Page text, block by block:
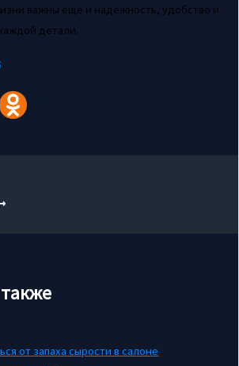
важны еще и надежность, удобство и
детали.